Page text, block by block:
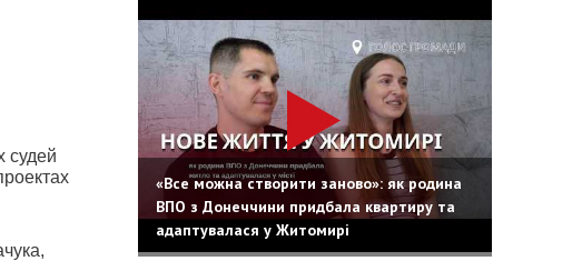
судей
«Все можна створити заново»: як родина
ВПО з Донеччини придбала квартиру та
адаптувалася у Житомирі